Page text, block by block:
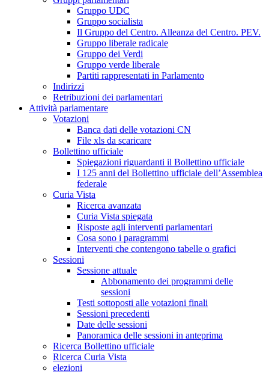
Gruppo UDC
Gruppo socialista
Il Gruppo del Centro. Alleanza del Centro. PEV.
Gruppo liberale radicale
Gruppo dei Verdi
Gruppo verde liberale
Partiti rappresentati in Parlamento
Indirizzi
Retribuzioni dei parlamentari
Attività parlamentare
Votazioni
Banca dati delle votazioni CN
File xls da scaricare
Bollettino ufficiale
Spiegazioni riguardanti il Bollettino ufficiale
I 125 anni del Bollettino ufficiale dell’Assemblea
federale
Curia Vista
Ricerca avanzata
Curia Vista spiegata
Risposte agli interventi parlamentari
Cosa sono i paragrammi
Interventi che contengono tabelle o grafici
Sessioni
Sessione attuale
Abbonamento dei programmi delle
sessioni
Testi sottoposti alle votazioni finali
Sessioni precedenti
Date delle sessioni
Panoramica delle sessioni in anteprima
Ricerca Bollettino ufficiale
Ricerca Curia Vista
elezioni